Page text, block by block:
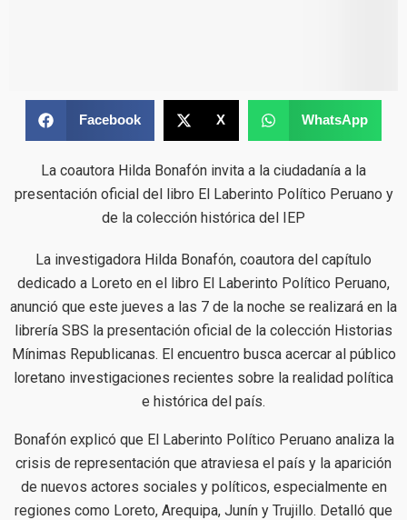
Facebook X WhatsApp
La coautora Hilda Bonafón invita a la ciudadanía a la
presentación oficial del libro El Laberinto Político Peruano y
de la colección histórica del IEP
La investigadora Hilda Bonafón, coautora del capítulo
dedicado a Loreto en el libro El Laberinto Político Peruano,
anunció que este jueves a las 7 de la noche se realizará en la
librería SBS la presentación oficial de la colección Historias
Mínimas Republicanas. El encuentro busca acercar al público
loretano investigaciones recientes sobre la realidad política
e histórica del país.
Bonafón explicó que El Laberinto Político Peruano analiza la
crisis de representación que atraviesa el país y la aparición
de nuevos actores sociales y políticos, especialmente en
regiones como Loreto, Arequipa, Junín y Trujillo. Detalló que